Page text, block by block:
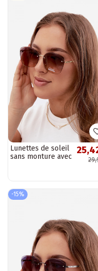
Lunettes de soleil
sans monture avec
-15%